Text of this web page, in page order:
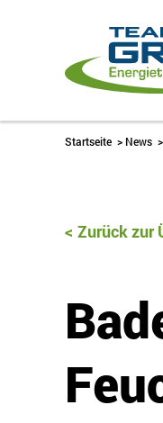
Startseite > News >
Zurück zur